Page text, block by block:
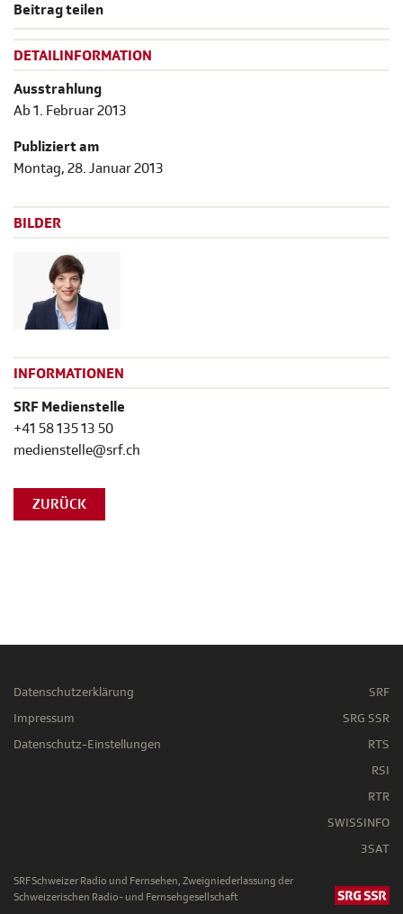
Beitrag teilen
DETAILINFORMATION
Ausstrahlung
Ab 1. Februar 2013
Publiziert am
Montag, 28. Januar 2013
BILDER
INFORMATIONEN
SRF Medienstelle
+41 58 135 13 50
medienstelle@srf.ch
ZURÜCK
Datenschutzerklärung
Impressum
Datenschutz-Einstellungen
SRF
SRG SSR
RTS
RSI
RTR
SWISSINFO
3SAT
SRF Schweizer Radio und Fernsehen, Zweigniederlassung der
Schweizerischen Radio- und Fernsehgesellschaft